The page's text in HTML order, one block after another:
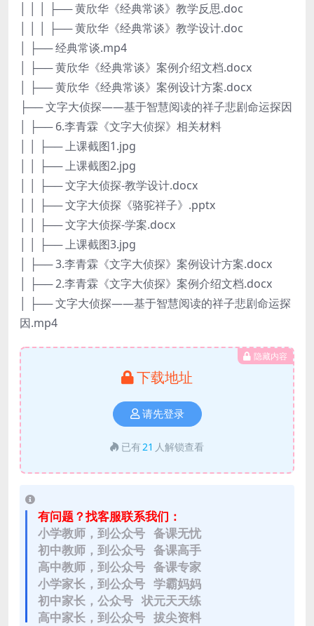
│ │ │ ├── 黄欣华《经典常谈》教学反思.doc
│ │ │ ├── 黄欣华《经典常谈》教学设计.doc
│ ├── 经典常谈.mp4
│ ├── 黄欣华《经典常谈》案例介绍文档.docx
│ ├── 黄欣华《经典常谈》案例设计方案.docx
├── 文字大侦探——基于智慧阅读的祥子悲剧命运探因
│ ├── 6.李青霖《文字大侦探》相关材料
│ │ ├── 上课截图1.jpg
│ │ ├── 上课截图2.jpg
│ │ ├── 文字大侦探-教学设计.docx
│ │ ├── 文字大侦探《骆驼祥子》.pptx
│ │ ├── 文字大侦探-学案.docx
│ │ ├── 上课截图3.jpg
│ ├── 3.李青霖《文字大侦探》案例设计方案.docx
│ ├── 2.李青霖《文字大侦探》案例介绍文档.docx
│ ├── 文字大侦探——基于智慧阅读的祥子悲剧命运探
因.mp4
隐藏内容
下载地址
请先登录
已有21 人解锁查看
有问题？找客服联系我们：
小学教师，到公众号 备课无忧
初中教师，到公众号 备课高手
高中教师，到公众号 备课专家
小学家长，到公众号 学霸妈妈
初中家长，公众号 状元天天练
高中家长，到公众号 拔尖资料